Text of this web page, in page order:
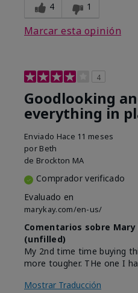
4 1
Marcar esta opinión
4
Goodlooking
everything in
Enviado Hace 11 meses
por Beth
de Brockton MA
Comprador verificado
Evaluado en
marykay.com/en-us/
Comentarios sobre
(unfilled)
My 2nd time time buying
more tougher. THe one I
Mostrar Traducción